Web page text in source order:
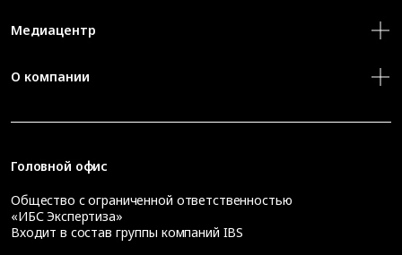
Медиацентр
О компании
Головной офис
Общество с ограниченной ответственностью
«ИБС Экспертиза»
Входит в состав группы компаний IBS